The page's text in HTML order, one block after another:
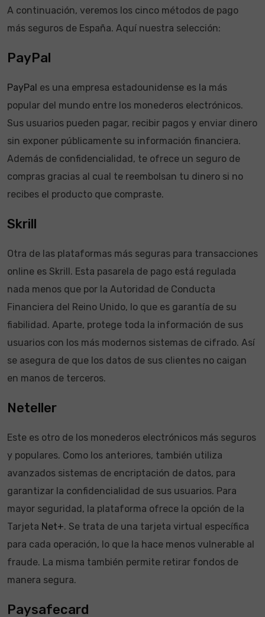
A continuación, veremos los cinco métodos de pago
más seguros de España. Aquí nuestra selección:
PayPal
PayPal es una empresa estadounidense es la más
popular del mundo entre los monederos electrónicos.
Sus usuarios pueden pagar, recibir pagos y enviar dinero
sin exponer públicamente su información financiera.
Además de confidencialidad, te ofrece un seguro de
compras gracias al cual te reembolsan tu dinero si no
recibes el producto que compraste.
Skrill
Otra de las plataformas más seguras para transacciones
online es Skrill. Esta pasarela de pago está regulada
nada menos que por la Autoridad de Conducta
Financiera del Reino Unido, lo que es garantía de su
fiabilidad. Aparte, protege toda la información de sus
usuarios con los más modernos sistemas de cifrado. Así
se asegura de que los datos de sus clientes no caigan
en manos de terceros.
Neteller
Este es otro de los monederos electrónicos más seguros
y populares. Como los anteriores, también utiliza
avanzados sistemas de encriptación de datos, para
garantizar la confidencialidad de sus usuarios. Para
mayor seguridad, la plataforma ofrece la opción de la
Tarjeta Net+. Se trata de una tarjeta virtual específica
para cada operación, lo que la hace menos vulnerable al
fraude. La misma también permite retirar fondos de
manera segura.
Paysafecard